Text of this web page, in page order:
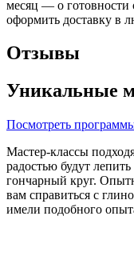
месяц — о
оформить доставку в
Отзывы
Уникальные
Посмотреть
Мастер-классы
радостью будут
гончарный круг.
вам справиться с
имели подобного